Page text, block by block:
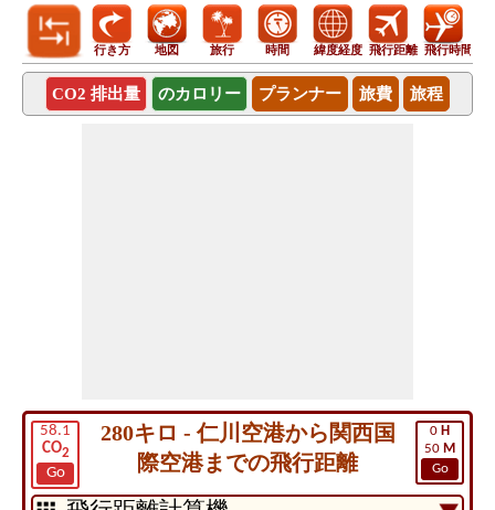
行き方 地図 旅行 時間 緯度経度 飛行距離 飛行時間
CO2 排出量 のカロリー プランナー 旅費 旅程
58.1
CO2
Go
0 H
50 M
Go
280キロ - 仁川空港から関西国
際空港までの飛行距離